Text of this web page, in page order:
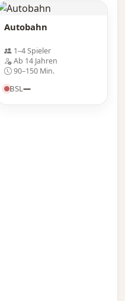
Autobahn
1–4 Spieler
Ab 14 Jahren
90–150 Min.
BSL—